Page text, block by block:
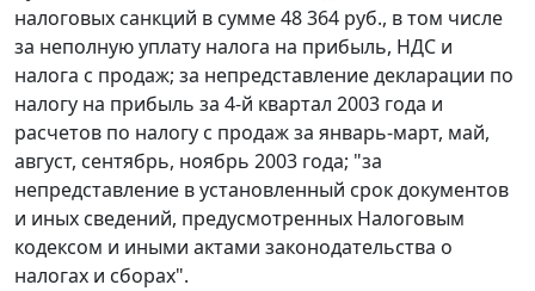
налоговых санкций в сумме 48 364 руб., в том числе
за неполную уплату налога на прибыль, НДС и
налога с продаж; за непредставление декларации по
налогу на прибыль за 4-й квартал 2003 года и
расчетов по налогу с продаж за январь-март, май,
август, сентябрь, ноябрь 2003 года; "за
непредставление в установленный срок документов
и иных сведений, предусмотренных Налоговым
кодексом и иными актами законодательства о
налогах и сборах".